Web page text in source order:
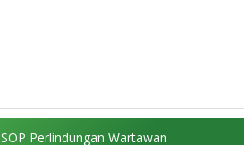
SOP Perlindungan Wartawan